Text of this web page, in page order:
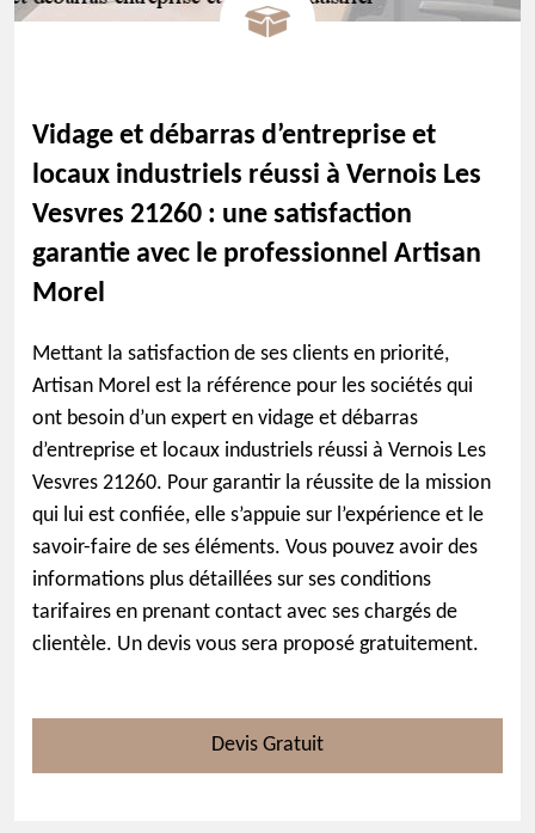
Vidage et débarras d’entreprise et
locaux industriels réussi à Vernois Les
Vesvres 21260 : une satisfaction
garantie avec le professionnel Artisan
Morel
Mettant la satisfaction de ses clients en priorité,
Artisan Morel est la référence pour les sociétés qui
ont besoin d’un expert en vidage et débarras
d’entreprise et locaux industriels réussi à Vernois Les
Vesvres 21260. Pour garantir la réussite de la mission
qui lui est confiée, elle s’appuie sur l’expérience et le
savoir-faire de ses éléments. Vous pouvez avoir des
informations plus détaillées sur ses conditions
tarifaires en prenant contact avec ses chargés de
clientèle. Un devis vous sera proposé gratuitement.
Devis Gratuit